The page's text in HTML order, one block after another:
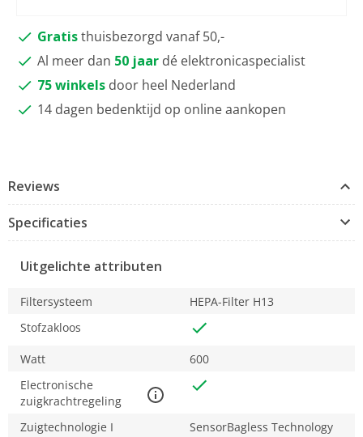
Gratisthuisbezorgd vanaf 50,-
Al meer dan 50 jaar dé elektronicaspecialist
75 winkels door heel Nederland
14 dagen bedenktijd op online aankopen
Reviews
Specificaties
Uitgelichte attributen
Filtersysteem
HEPA-Filter H13
Stofzakloos
Watt
600
Electronische
zuigkrachtregeling
Zuigtechnologie I
SensorBagless Technology